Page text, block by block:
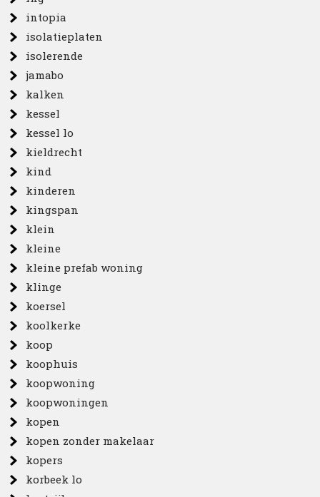
intopia
isolatieplaten
isolerende
jamabo
kalken
kessel
kessel lo
kieldrecht
kind
kinderen
kingspan
klein
kleine
kleine prefab woning
klinge
koersel
koolkerke
koop
koophuis
koopwoning
koopwoningen
kopen
kopen zonder makelaar
kopers
korbeek lo